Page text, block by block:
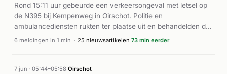
Rond 15:11 uur gebeurde een verkeersongeval met letsel op
de N395 bij Kempenweg in Oirschot. Politie en
ambulancediensten rukten ter plaatse uit en behandelden de
gewonden. Volgens het Eindhovens Dagblad en AD.nl was er
exacte omstandigheden en het aantal gewonden zijn uit de
6 meldingen in 1 min · 25 nieuwsartikelen 73 min eerder
7 jun · 05:44–05:58·Oirschot